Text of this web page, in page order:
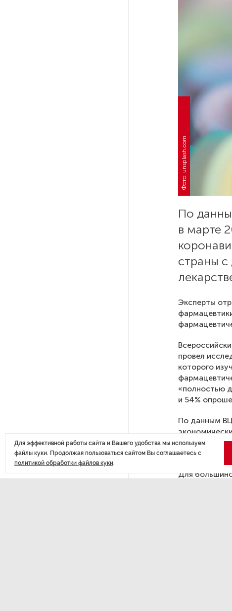
Качество дорог Петербурга
и Ленобласти оценили
эксперты
Фото: unsplash.com
По
в марте
страны
Эксперты
провел
которого
«полностью
и 54%
По данным
(69%),
того, и у
Для
Для эффективной работы сайта и Вашего удобства мы используем
файлы куки. Продолжая пользоваться сайтом Вы соглашаетесь с
политикой обработки файлов куки.